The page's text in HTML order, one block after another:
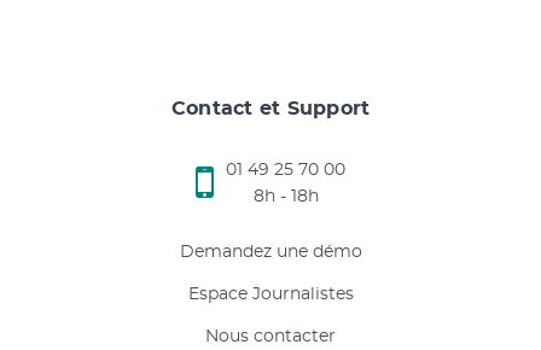
Contact et Support
01 49 25 70 00
8h - 18h
Demandez une démo
Espace Journalistes
Nous contacter